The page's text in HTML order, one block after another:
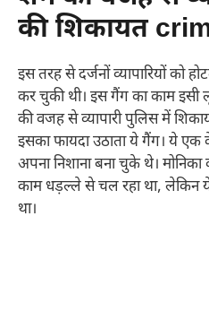
की शिकायत
इस तरह से दर्जनों व्यापारियों को
कर चुकी थी। इस गैंग का काम इसी
की वजह से व्यापारी पुलिस में
इसका फायदा उठाता ये गैंग। ये
अपना निशाना बना चुके थे।
काम धड़ल्ले से चल रहा था,
था।